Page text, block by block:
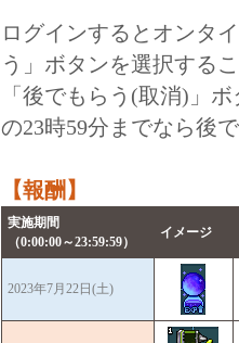
ログインするとオンタ
う」ボタンを選択する
「後でもらう(取消)」
の23時59分までなら後
【報酬】
実施期間
（0:00:00～23:59:59）
イメージ
2023年7月22日(土)